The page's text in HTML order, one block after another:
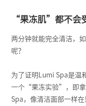
“果冻肌”都不会
两分钟就能完全清洁，
呢？
为了证明Lumi Spa是温
一个“果冻实验”，即拿
Spa，像清洁面部一样在